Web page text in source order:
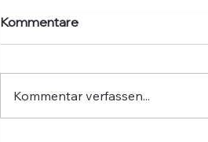
Kommentare
Kommentar verfassen...